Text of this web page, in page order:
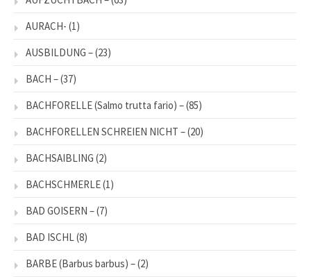
AURACH- (1)
AUSBILDUNG –(23)
BACH –(37)
BACHFORELLE (Salmo trutta fario) –(85)
BACHFORELLEN SCHREIEN NICHT –(20)
BACHSAIBLING (2)
BACHSCHMERLE(1)
BAD GOISERN –(7)
BAD ISCHL (8)
BARBE (Barbus barbus) –(2)